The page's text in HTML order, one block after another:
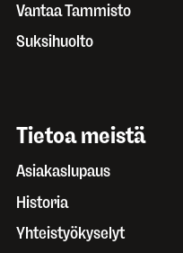
Vantaa Tammisto
Suksihuolto
Tietoa meistä
Asiakaslupaus
Historia
Yhteistyökyselyt